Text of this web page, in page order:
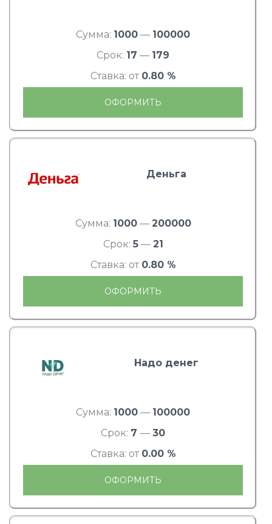
Сумма: 1000 — 100000
Срок: 17 — 179
Ставка: от 0.80 %
ОФОРМИТЬ
Деньга
Сумма: 1000— 200000
Срок: 5— 21
Ставка: от 0.80 %
ОФОРМИТЬ
Надо денег
Сумма: 1000 — 100000
Срок: 7 — 30
Ставка: от 0.00 %
ОФОРМИТЬ